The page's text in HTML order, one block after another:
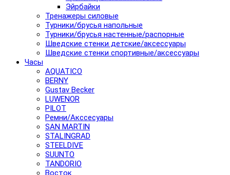
Эйрбайки
Тренажеры силовые
Турники/брусья напольные
Турники/брусья настенные/распорные
Шведские стенки детские/аксессуары
Шведские стенки спортивные/аксессуары
Часы
AQUATICO
BERNY
Gustav Becker
LUWENOR
PILOT
Pемни/Акссесуары
SAN MARTIN
STALINGRAD
STEELDIVE
SUUNTO
TANDORIO
Восток